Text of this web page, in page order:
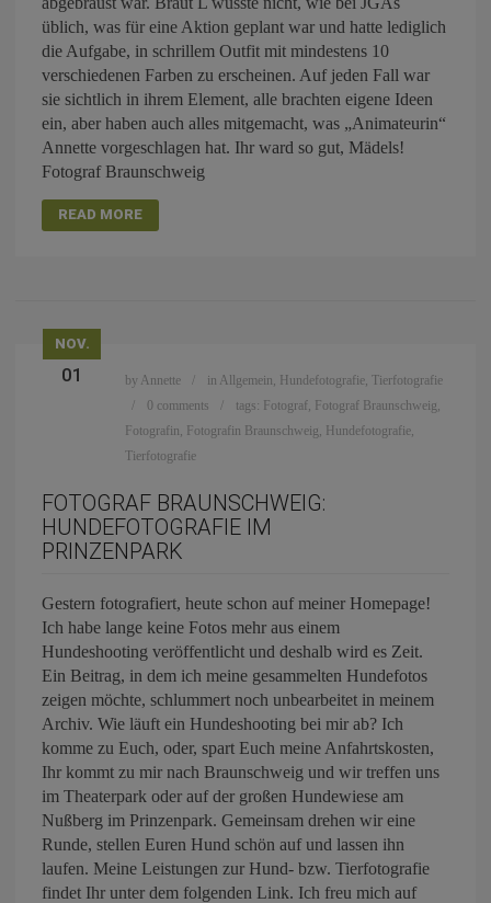
üblich, was für eine Aktion geplant war und hatte lediglich
die Aufgabe, in schrillem Outfit mit mindestens 10
verschiedenen Farben zu erscheinen. Auf jeden Fall war
sie sichtlich in ihrem Element, alle brachten eigene Ideen
ein, aber haben auch alles mitgemacht, was „Animateurin“
Annette vorgeschlagen hat. Ihr ward so gut, Mädels!
Fotograf Braunschweig
READ MORE
NOV.
01 by Annette in Allgemein, Hundefotografie, Tierfotografie
0 comments
tags: Fotograf, Fotograf Braunschweig,
Fotografin, Fotografin Braunschweig, Hundefotografie,
Tierfotografie
FOTOGRAF BRAUNSCHWEIG:
HUNDEFOTOGRAFIE IM
PRINZENPARK
Gestern fotografiert, heute schon auf meiner Homepage!
Ich habe lange keine Fotos mehr aus einem
Hundeshooting veröffentlicht und deshalb wird es Zeit.
Ein Beitrag, in dem ich meine gesammelten Hundefotos
zeigen möchte, schlummert noch unbearbeitet in meinem
Archiv. Wie läuft ein Hundeshooting bei mir ab? Ich
komme zu Euch, oder, spart Euch meine Anfahrtskosten,
Ihr kommt zu mir nach Braunschweig und wir treffen uns
im Theaterpark oder auf der großen Hundewiese am
Nußberg im Prinzenpark. Gemeinsam drehen wir eine
Runde, stellen Euren Hund schön auf und lassen ihn
laufen. Meine Leistungen zur Hund- bzw. Tierfotografie
findet Ihr unter dem folgenden Link. Ich freu mich auf